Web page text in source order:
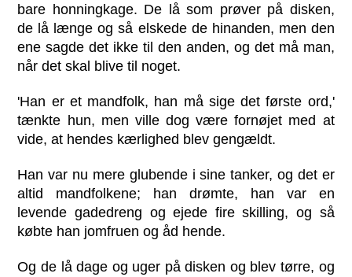
bare honningkage. De lå som prøver på disken,
de lå længe og så elskede de hinanden, men den
ene sagde det ikke til den anden, og det må man,
når det skal blive til noget.
'Han er et mandfolk, han må sige det første ord,'
tænkte hun, men ville dog være fornøjet med at
vide, at hendes kærlighed blev gengældt.
Han var nu mere glubende i sine tanker, og det er
altid mandfolkene; han drømte, han var en
levende gadedreng og ejede fire skilling, og så
købte han jomfruen og åd hende.
Og de lå dage og uger på disken og blev tørre, og